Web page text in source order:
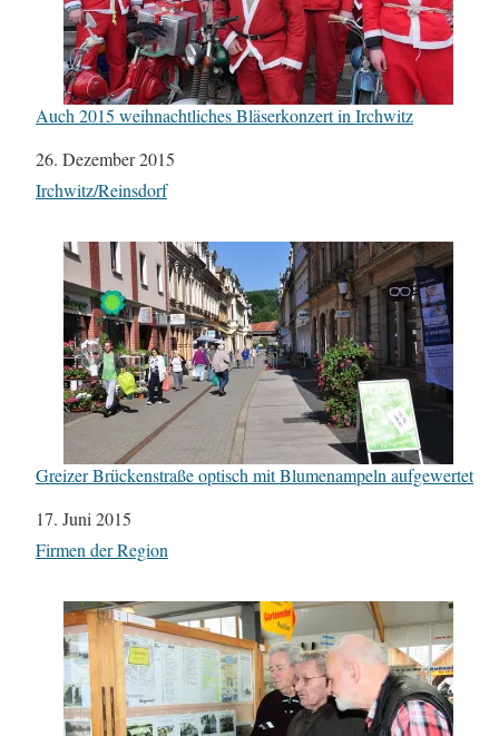
Auch 2015 weihnachtliches Bläserkonzert in Irchwitz
Datum
26. Dezember 2015
In Bezug auf
Irchwitz/Reinsdorf
Greizer Brückenstraße optisch mit Blumenampeln aufgewertet
Datum
17. Juni 2015
In Bezug auf
Firmen der Region